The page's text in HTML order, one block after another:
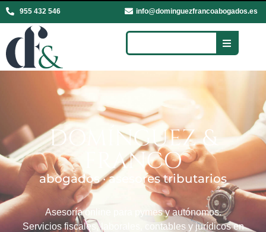
955 432 546 info@dominguezfrancoabogados.es
DOMÍNGUEZ &
FRANCO
abogados · asesores tributarios
Asesoría online para pymes y autónomos.
Servicios fiscales, laborales, contables y jurídicos en